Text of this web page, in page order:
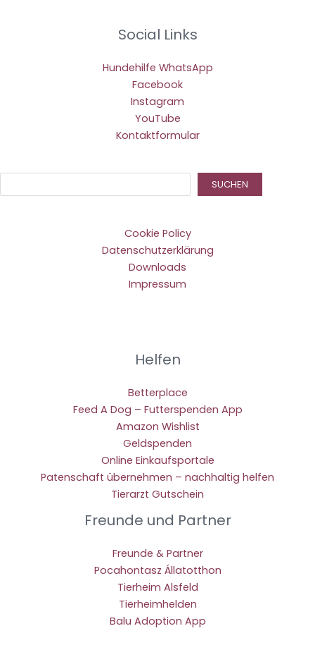
Social Links
Hundehilfe WhatsApp
Facebook
Instagram
YouTube
Kontaktformular
SUCHEN
Cookie Policy
Datenschutzerklärung
Downloads
Impressum
Helfen
Betterplace
Feed A Dog – Futterspenden App
Amazon Wishlist
Geldspenden
Online Einkaufsportale
Patenschaft übernehmen – nachhaltig helfen
Tierarzt Gutschein
Freunde und Partner
Freunde & Partner
Pocahontasz Állatotthon
Tierheim Alsfeld
Tierheimhelden
Balu Adoption App